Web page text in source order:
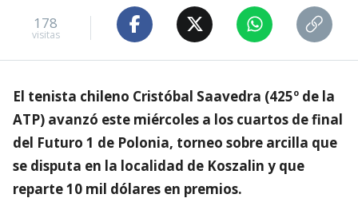
178
visitas
El tenista chileno Cristóbal Saavedra (425º de la
ATP) avanzó este miércoles a los cuartos de final
del Futuro 1 de Polonia, torneo sobre arcilla que
se disputa en la localidad de Koszalin y que
reparte 10 mil dólares en premios.